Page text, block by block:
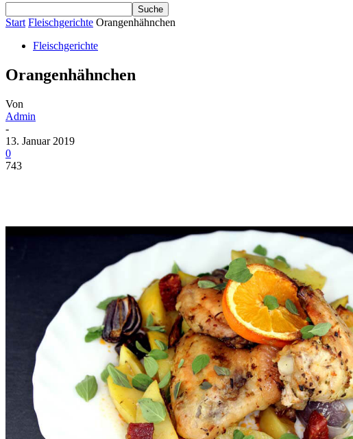
Start Fleischgerichte Orangenhähnchen
Fleischgerichte
Orangenhähnchen
Von
Admin
-
13. Januar 2019
0
743